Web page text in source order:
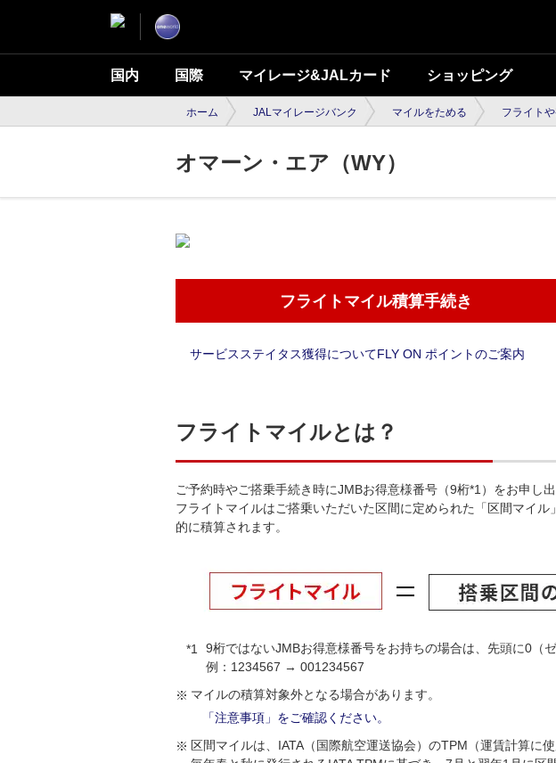
国内 国際 マイレージ&JALカード ショッピング
ホーム JALマイレージバンク マイルをためる フライト
オマーン・エア（WY）
フライトマイル積算手続き
サービスステイタス獲得についてFLY ON ポイントのご案内
フライトマイルとは？
ご予約時やご搭乗手続き時にJMBお得意様番号（9桁*1）をお申し
フライトマイルはご搭乗いただいた区間に定められた「区間マイ
的に積算されます。
9桁ではないJMBお得意様番号をお持ちの場合は、先頭に0（
例：1234567 → 001234567
マイルの積算対象外となる場合があります。
「注意事項」をご確認ください。
区間マイルは、IATA（国際航空運送協会）のTPM（運賃計算に